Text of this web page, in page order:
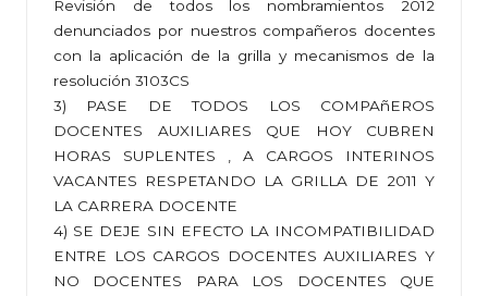
Revisión de todos los nombramientos 2012
denunciados por nuestros compañeros docentes
con la aplicación de la grilla y mecanismos de la
resolución 3103CS
3) PASE DE TODOS LOS COMPAñEROS
DOCENTES AUXILIARES QUE HOY CUBREN
HORAS SUPLENTES , A CARGOS INTERINOS
VACANTES RESPETANDO LA GRILLA DE 2011 Y
LA CARRERA DOCENTE
4) SE DEJE SIN EFECTO LA INCOMPATIBILIDAD
ENTRE LOS CARGOS DOCENTES AUXILIARES Y
NO DOCENTES PARA LOS DOCENTES QUE